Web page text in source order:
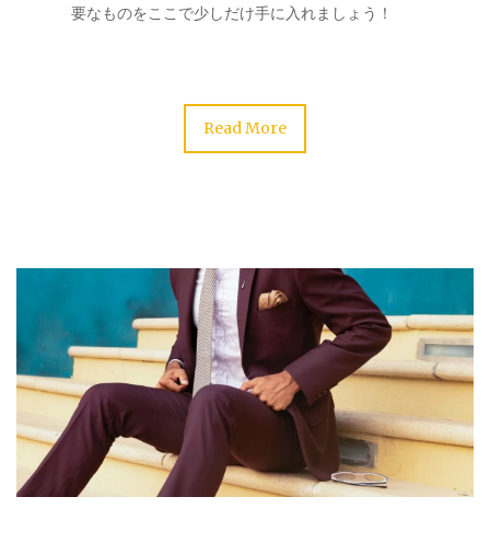
要なものをここで少しだけ手に入れましょう！
Read More